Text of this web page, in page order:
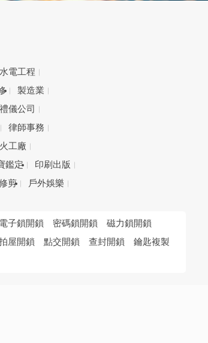
水電工程
製造業
禮儀公司
律師事務
工廠
鑑定
印刷出版
剪
戶外娛樂
電子鎖開鎖 密碼鎖開鎖
磁力鎖開鎖
屋開鎖 點交開鎖 查封開鎖
鑰匙複製